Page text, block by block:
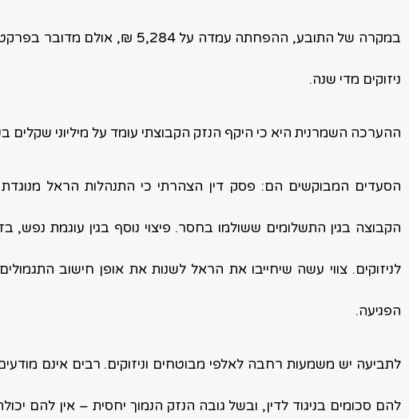
במקרה של התובע, ההפחתה עמדה על
ניזוקים מדי שנה.
ההערכה השמרנית היא כי היקף הנזק הקבוצתי עומד על מיליוני שקלים
הסעדים המבוקשים הם: פסק דין הצהרתי כי התנהלות הראל מנוגדת
הקבוצה בגין התשלומים ששולמו בחסר. פיצוי נוסף בגין עוגמת נפש,
לניזוקים.צווי עשה שיחייבו את הראל לשנות את אופן חישוב
הפגיעה.
לתביעה יש משמעות רחבה לאלפי מבוטחים וניזוקים. רבים אינם
להם סכומים בניגוד לדין, ובשל גובה הנזק הנמוך יחסית – אין להם